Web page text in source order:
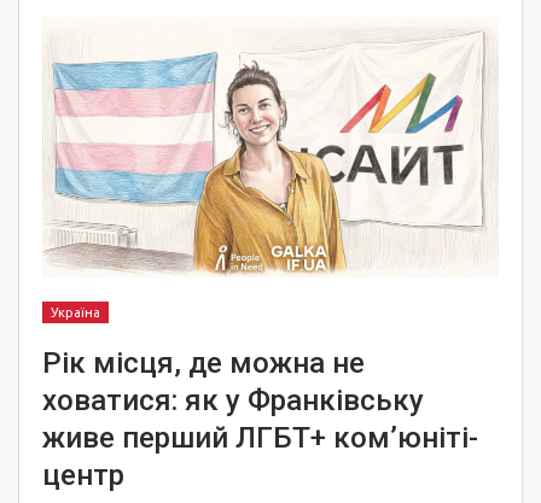
Україна
Рік місця, де можна не
ховатися: як у Франківську
живе перший ЛГБТ+ ком’юніті-
центр